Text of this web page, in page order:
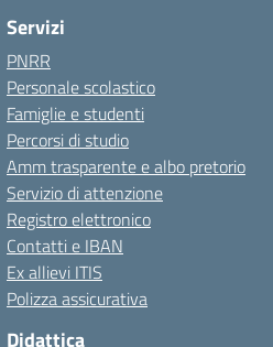
Servizi
PNRR
Personale scolastico
Famiglie e studenti
Percorsi di studio
Amm trasparente e albo pretorio
Servizio di attenzione
Registro elettronico
Contatti e IBAN
Ex allievi ITIS
Polizza assicurativa
Didattica